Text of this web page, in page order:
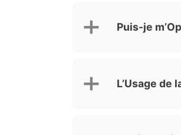
Puis-je
L’Usage